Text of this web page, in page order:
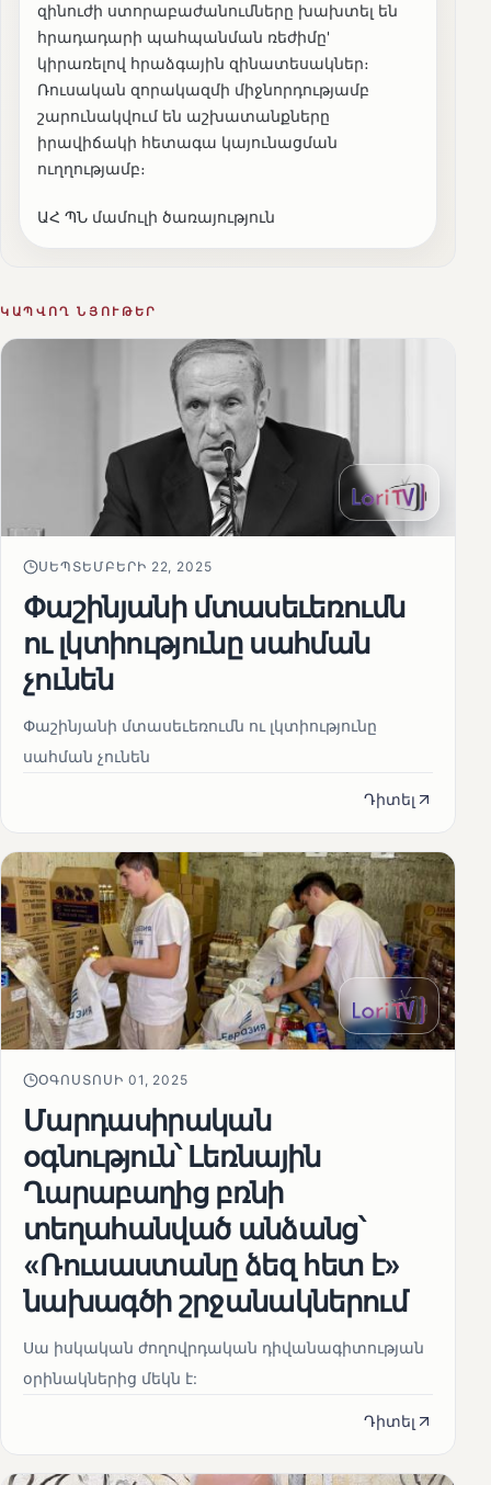
զինուժի ստորաբաժանումները խախտել են
հրադադարի պահպանման ռեժիմը'
կիրառելով հրաձգային զինատեսակներ։
Ռուսական զորակազմի միջնորդությամբ
շարունակվում են աշխատանքները
իրավիճակի հետագա կայունացման
ուղղությամբ։
ԱՀ ՊՆ մամուլի ծառայություն
ԿԱՊՎՈՂ ՆՅՈՒԹԵՐ
ՍԵՊՏԵՄԲԵՐԻ 22, 2025
Փաշինյանի մտասեւեռումն
ու լկտիությունը սահման
չունեն
Փաշինյանի մտասեւեռումն ու լկտիությունը
սահման չունեն
Դիտել
ՕԳՈՍՏՈՍԻ 01, 2025
Մարդասիրական
օգնություն՝ Լեռնային
Ղարաբաղից բռնի
տեղահանված անձանց՝
«Ռուսաստանը ձեզ հետ է»
նախագծի շրջանակներում
Սա իսկական ժողովրդական դիվանագիտության
օրինակներից մեկն է:
Դիտել